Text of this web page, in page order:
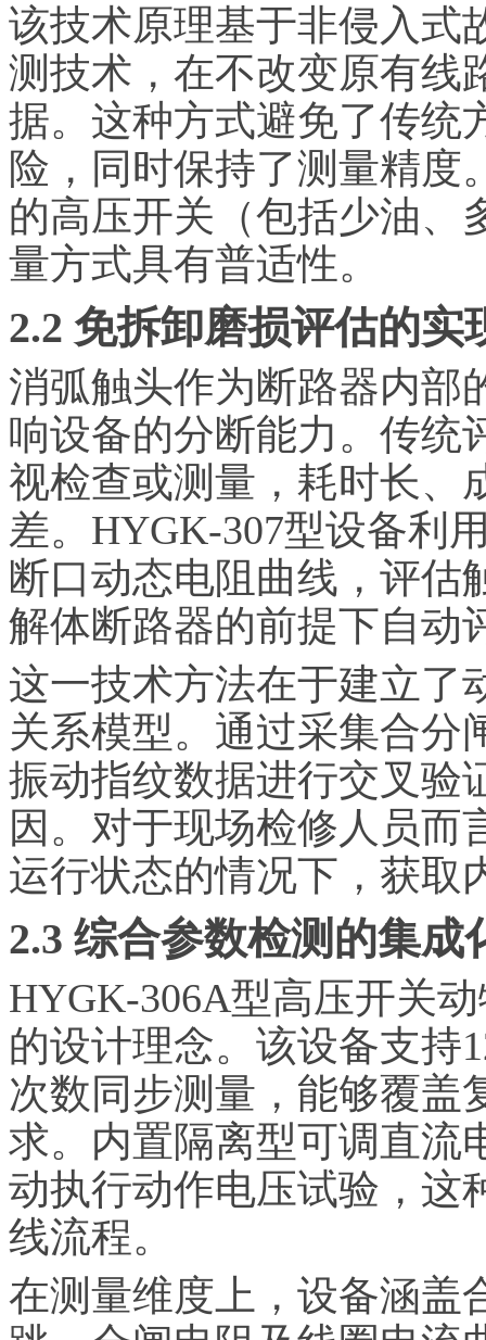
该技术原理基于非侵入式
测技术，在不改变原有线
据。这种方式避免了传统
险，同时保持了测量精度
的高压开关（包括少油、
量方式具有普适性。
2.2 免拆卸磨损评估的实
消弧触头作为断路器内部
响设备的分断能力。传统
视检查或测量，耗时长、
差。HYGK-307型设备利
断口动态电阻曲线，评估
解体断路器的前提下自动
这一技术方法在于建立了
关系模型。通过采集合分
振动指纹数据进行交叉验
因。对于现场检修人员而
运行状态的情况下，获取
2.3 综合参数检测的集成
HYGK-306A型高压开关
的设计理念。该设备支持
次数同步测量，能够覆盖
求。内置隔离型可调直流
动执行动作电压试验，这
线流程。
在测量维度上，设备涵盖